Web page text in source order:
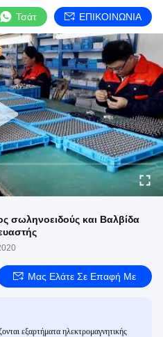
Τσάτ ΕΠΙΚΟΙΝΩΝΙΑ
σωληνοειδούς και Βαλβίδα
Μας Ελάτε Σε Επαφή Με
εξαρτήματα ηλεκτρομαγνητικής